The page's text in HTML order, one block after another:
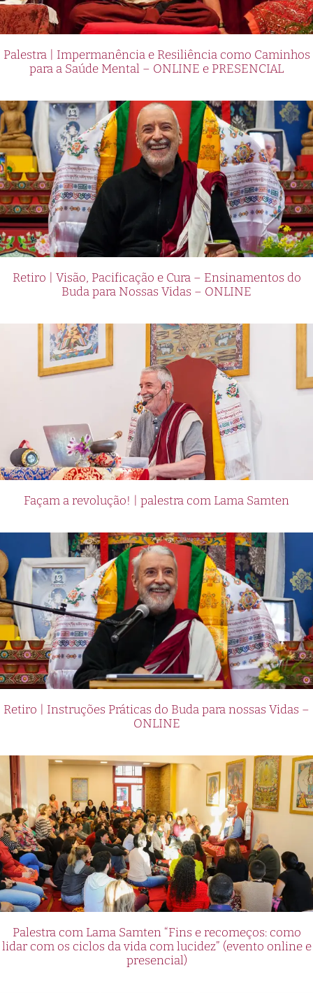
Palestra | Impermanência e Resiliência como Caminhos
para a Saúde Mental – ONLINE e PRESENCIAL
Retiro | Visão, Pacificação e Cura – Ensinamentos do
Buda para Nossas Vidas – ONLINE
Façam a revolução! | palestra com Lama Samten
Retiro | Instruções Práticas do Buda para nossas Vidas –
ONLINE
Palestra com Lama Samten “Fins e recomeços: como
lidar com os ciclos da vida com lucidez” (evento online e
presencial)